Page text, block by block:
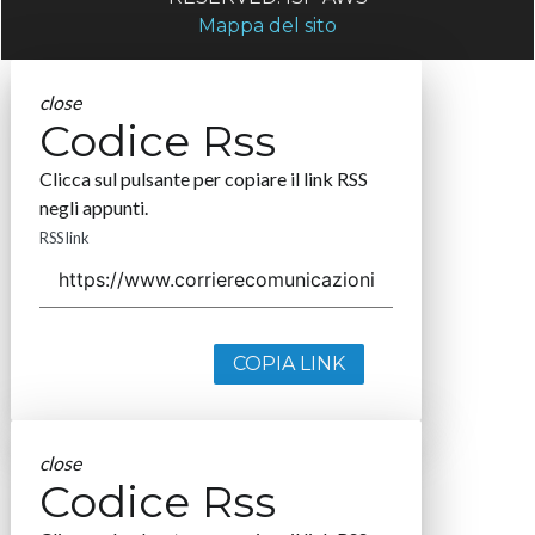
Mappa del sito
close
Codice Rss
Clicca sul pulsante per copiare il link RSS
negli appunti.
RSS link
COPIA LINK
close
Codice Rss